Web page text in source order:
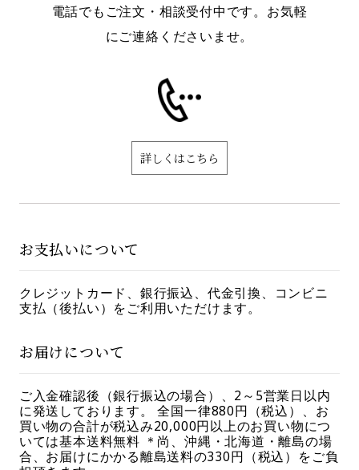
電話でもご注文・相談受付中です。お気軽
にご連絡くださいませ。
詳しくはこちら
お支払いについて
クレジットカード、銀行振込、代金引換、コンビニ
支払（後払い）をご利用いただけます。
お届けについて
ご入金確認後（銀行振込の場合）、2～5営業日以内
に発送しております。 全国一律880円（税込）、お
買い物の合計が税込み20,000円以上のお買い物につ
いては基本送料無料 ＊尚、沖縄・北海道・離島の場
合、お届けにかかる離島送料の330円（税込）をご負